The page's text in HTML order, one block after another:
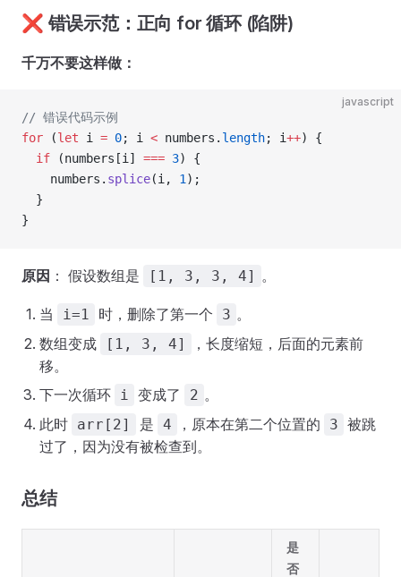
❌ 错误示范：正向 for 循环 (陷阱)
千万不要这样做：
javascript
// 错误代码示例
for (let i = 0; i < numbers. length; i++) {
  if
(numbers[i] === 3) {
    numbers.
splice(i, 1 );
  }
}
原因 ： 假设数组是 [1, 3, 3, 4] 。
当 i=1 时，删除了第一个 3 。
数组变成
[1, 3, 4]
，长度缩短，后面的元素前
移。
下一次循环 i 变成了 2 。
此时 arr[2] 是 4 ，原本在第二个位置的 3 被跳
过了，因为没有被检查到。
总结
是
否